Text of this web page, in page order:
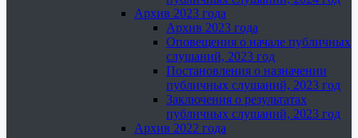
Архив 2023 года
Архив 2023 года
Оповещения о начале публичных
слушаний, 2023 год
Постановления о назначении
публичных слушаний, 2023 год
Заключения о результатах
публичных слушаний, 2023 год
Архив 2022 года